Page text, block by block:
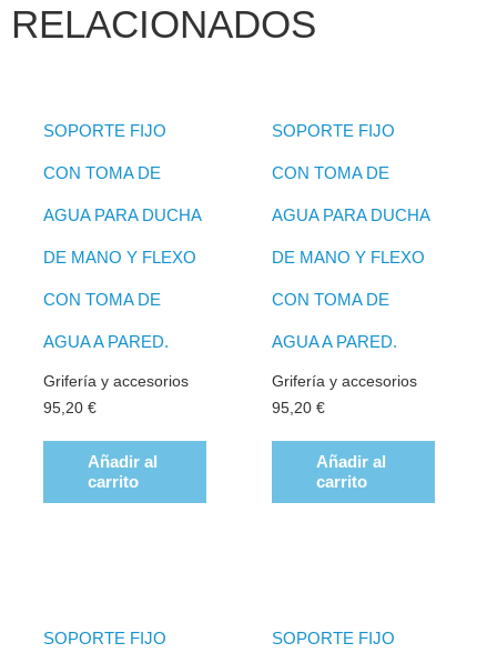
RELACIONADOS
SOPORTE FIJO
CON TOMA DE
AGUA PARA DUCHA
DE MANO Y FLEXO
CON TOMA DE
AGUA A PARED.
Grifería y accesorios
95,20€
Añadir al
carrito
SOPORTE FIJO
CON TOMA DE
AGUA PARA DUCHA
DE MANO Y FLEXO
CON TOMA DE
AGUA A PARED.
Grifería y accesorios
95,20 €
Añadir al
carrito
SOPORTE FIJO SOPORTE FIJO